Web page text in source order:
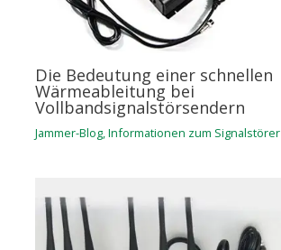
Die Bedeutung einer schnellen
Wärmeableitung bei
Vollbandsignalstörsendern
Jammer-Blog,Informationen zum Signalstörer